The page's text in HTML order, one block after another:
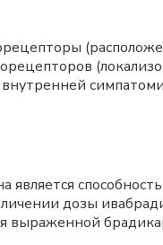
дозы
выраженной